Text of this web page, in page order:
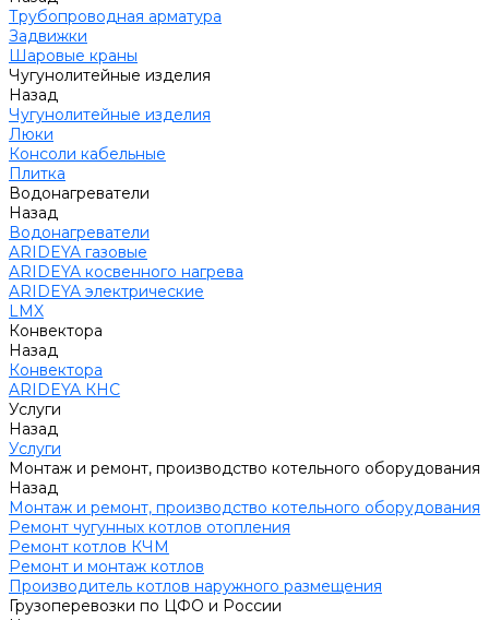
Трубопроводная арматура
Задвижки
Шаровые краны
Чугунолитейные изделия
Назад
Чугунолитейные изделия
Люки
Консоли кабельные
Плитка
Водонагреватели
Назад
Водонагреватели
ARIDEYA газовые
ARIDEYA косвенного нагрева
ARIDEYA электрические
LMX
Конвектора
Назад
Конвектора
ARIDEYA КНС
Услуги
Назад
Услуги
Монтаж и ремонт, производство котельного оборудования
Назад
Монтаж и ремонт, производство котельного оборудования
Ремонт чугунных котлов отопления
Ремонт котлов КЧМ
Ремонт и монтаж котлов
Производитель котлов наружного размещения
Грузоперевозки по ЦФО и России